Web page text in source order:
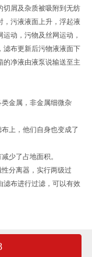
切屑及杂质被吸附到无纺
，污液液面上升，浮起液
动，污物及丝网运动，
滤布更新后污物液液面下
的净液由液泵说输送至主
金属，非金属细微杂
上，他们自身也变成了
少了占地面积。
分离器，实行两级过
滤布进行过滤，可以有效